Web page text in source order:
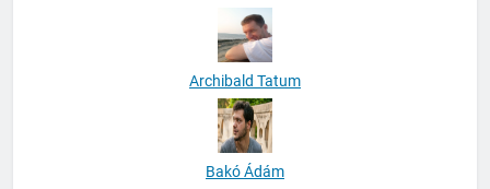
Archibald Tatum
Bakó Ádám